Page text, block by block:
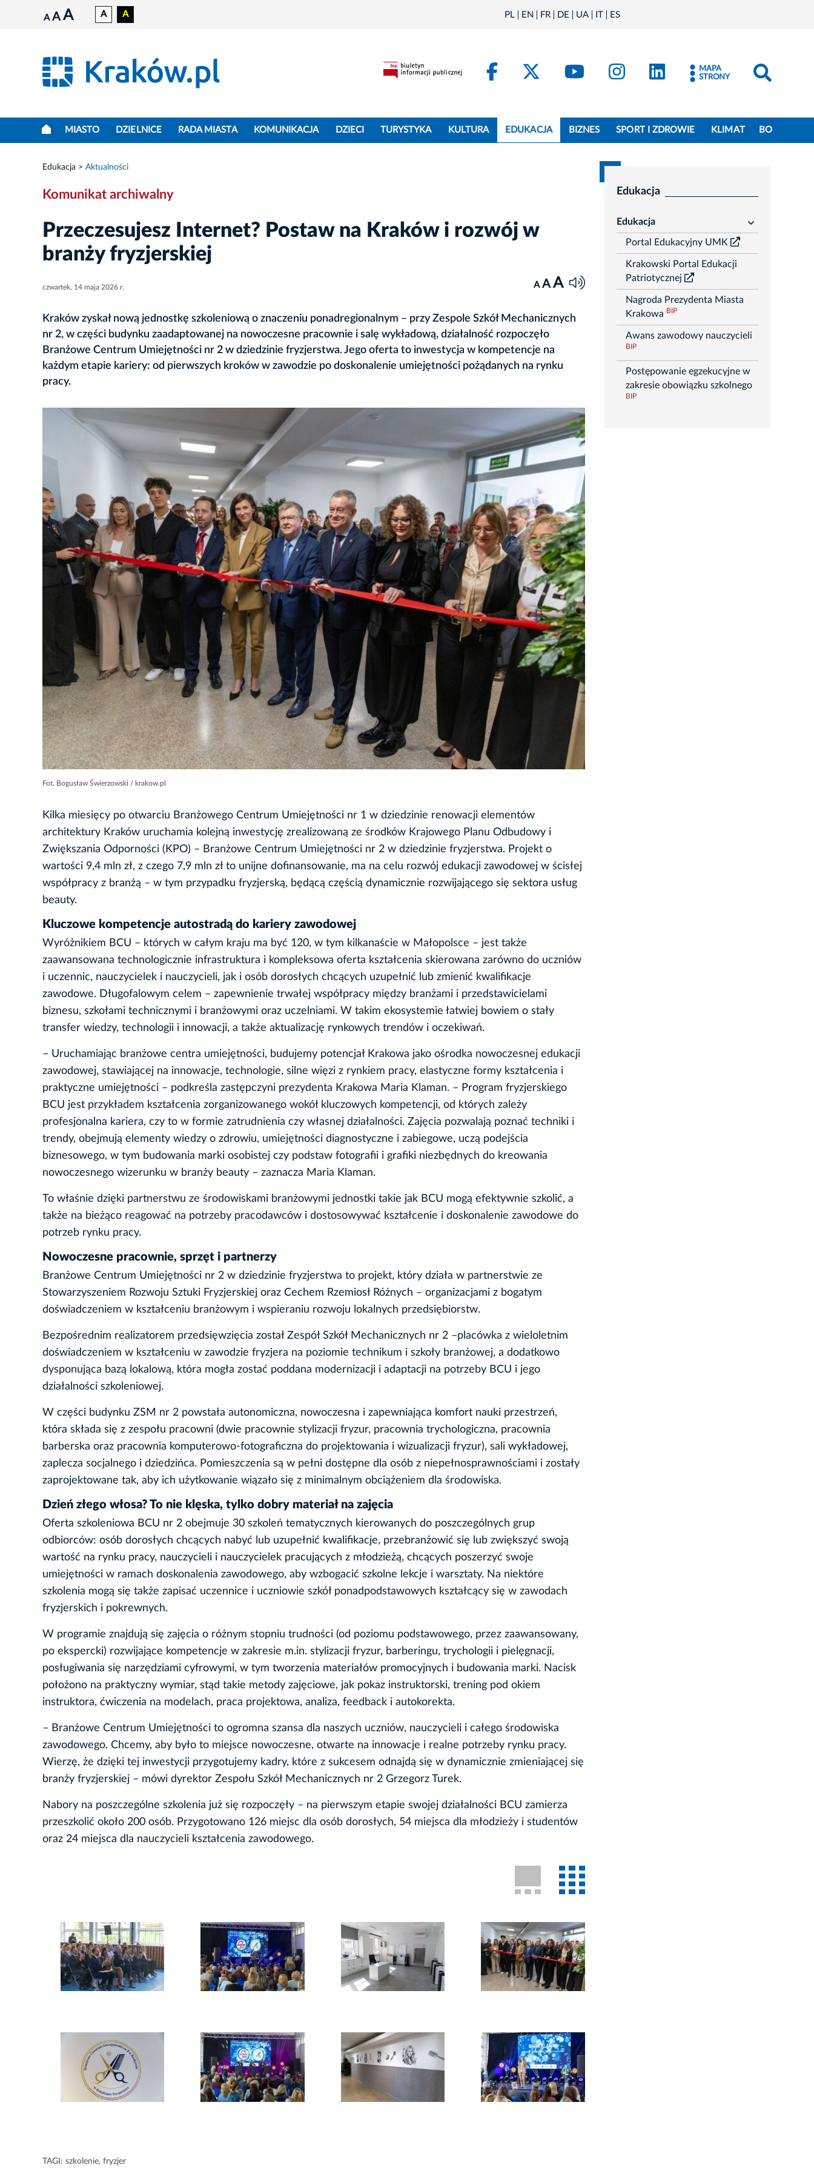
A A A A A PL EN FR DE UA IT ES
FacebookKraków - X
Kraków - YouTube
Kraków - Instagram
Kraków - LinkedIn
MAPA
STRONY
MIASTO DZIELNICE RADA MIASTA KOMUNIKACJA DZIECI TURYSTYKA KULTURA EDUKACJA BIZNES SPORT I ZDROWIE KLIMAT BO
Edukacja Aktualności
Komunikat archiwalny
Przeczesujesz Internet? Postaw na Kraków i rozwój w
branży fryzjerskiej
czwartek, 14 maja 2026 r. A A A
Kraków zyskał nową jednostkę szkoleniową o znaczeniu ponadregionalnym – przy Zespole Szkół Mechanicznych
nr 2, w części budynku zaadaptowanej na nowoczesne pracownie i salę wykładową, działalność rozpoczęło
Branżowe Centrum Umiejętności nr 2 w dziedzinie fryzjerstwa. Jego oferta to inwestycja w kompetencje na
każdym etapie kariery: od pierwszych kroków w zawodzie po doskonalenie umiejętności pożądanych na rynku
pracy.
Fot. Bogusław Świerzowski / krakow.pl
Kilka miesięcy po otwarciu Branżowego Centrum Umiejętności nr 1 w dziedzinie renowacji elementów
architektury Kraków uruchamia kolejną inwestycję zrealizowaną ze środków Krajowego Planu Odbudowy i
Zwiększania Odporności (KPO) – Branżowe Centrum Umiejętności nr 2 w dziedzinie fryzjerstwa. Projekt o
wartości 9,4 mln zł, z czego 7,9 mln zł to unijne dofinansowanie, ma na celu rozwój edukacji zawodowej w ścisłej
współpracy z branżą – w tym przypadku fryzjerską, będącą częścią dynamicznie rozwijającego się sektora usług
beauty.
Kluczowe kompetencje autostradą do kariery zawodowej
Wyróżnikiem BCU – których w całym kraju ma być 120, w tym kilkanaście w Małopolsce – jest także
zaawansowana technologicznie infrastruktura i kompleksowa oferta kształcenia skierowana zarówno do uczniów
i uczennic, nauczycielek i nauczycieli, jak i osób dorosłych chcących uzupełnić lub zmienić kwalifikacje
zawodowe. Długofalowym celem – zapewnienie trwałej współpracy między branżami i przedstawicielami
biznesu, szkołami technicznymi i branżowymi oraz uczelniami. W takim ekosystemie łatwiej bowiem o stały
transfer wiedzy, technologii i innowacji, a także aktualizację rynkowych trendów i oczekiwań.
– Uruchamiając branżowe centra umiejętności, budujemy potencjał Krakowa jako ośrodka nowoczesnej edukacji
zawodowej, stawiającej na innowacje, technologie, silne więzi z rynkiem pracy, elastyczne formy kształcenia i
praktyczne umiejętności – podkreśla zastępczyni prezydenta Krakowa Maria Klaman. – Program fryzjerskiego
BCU jest przykładem kształcenia zorganizowanego wokół kluczowych kompetencji, od których zależy
profesjonalna kariera, czy to w formie zatrudnienia czy własnej działalności. Zajęcia pozwalają poznać techniki i
trendy, obejmują elementy wiedzy o zdrowiu, umiejętności diagnostyczne i zabiegowe, uczą podejścia
biznesowego, w tym budowania marki osobistej czy podstaw fotografii i grafiki niezbędnych do kreowania
nowoczesnego wizerunku w branży beauty – zaznacza Maria Klaman.
To właśnie dzięki partnerstwu ze środowiskami branżowymi jednostki takie jak BCU mogą efektywnie szkolić, a
także na bieżąco reagować na potrzeby pracodawców i dostosowywać kształcenie i doskonalenie zawodowe do
potrzeb rynku pracy.
Nowoczesne pracownie, sprzęt i partnerzy
Branżowe Centrum Umiejętności nr 2 w dziedzinie fryzjerstwa to projekt, który działa w partnerstwie ze
Stowarzyszeniem Rozwoju Sztuki Fryzjerskiej oraz Cechem Rzemiosł Różnych – organizacjami z bogatym
doświadczeniem w kształceniu branżowym i wspieraniu rozwoju lokalnych przedsiębiorstw.
Bezpośrednim realizatorem przedsięwzięcia został Zespół Szkół Mechanicznych nr 2 –placówka z wieloletnim
doświadczeniem w kształceniu w zawodzie fryzjera na poziomie technikum i szkoły branżowej, a dodatkowo
dysponująca bazą lokalową, która mogła zostać poddana modernizacji i adaptacji na potrzeby BCU i jego
działalności szkoleniowej.
W części budynku ZSM nr 2 powstała autonomiczna, nowoczesna i zapewniająca komfort nauki przestrzeń,
która składa się z zespołu pracowni (dwie pracownie stylizacji fryzur, pracownia trychologiczna, pracownia
barberska oraz pracownia komputerowo-fotograficzna do projektowania i wizualizacji fryzur), sali wykładowej,
zaplecza socjalnego i dziedzińca. Pomieszczenia są w pełni dostępne dla osób z niepełnosprawnościami i zostały
zaprojektowane tak, aby ich użytkowanie wiązało się z minimalnym obciążeniem dla środowiska.
Dzień złego włosa? To nie klęska, tylko dobry materiał na zajęcia
Oferta szkoleniowa BCU nr 2 obejmuje 30 szkoleń tematycznych kierowanych do poszczególnych grup
odbiorców: osób dorosłych chcących nabyć lub uzupełnić kwalifikacje, przebranżowić się lub zwiększyć swoją
wartość na rynku pracy, nauczycieli i nauczycielek pracujących z młodzieżą, chcących poszerzyć swoje
umiejętności w ramach doskonalenia zawodowego, aby wzbogacić szkolne lekcje i warsztaty. Na niektóre
szkolenia mogą się także zapisać uczennice i uczniowie szkół ponadpodstawowych kształcący się w zawodach
fryzjerskich i pokrewnych.
W programie znajdują się zajęcia o różnym stopniu trudności (od poziomu podstawowego, przez zaawansowany,
po ekspercki) rozwijające kompetencje w zakresie m.in. stylizacji fryzur, barberingu, trychologii i pielęgnacji,
posługiwania się narzędziami cyfrowymi, w tym tworzenia materiałów promocyjnych i budowania marki. Nacisk
położono na praktyczny wymiar, stąd takie metody zajęciowe, jak pokaz instruktorski, trening pod okiem
instruktora, ćwiczenia na modelach, praca projektowa, analiza, feedback i autokorekta.
– Branżowe Centrum Umiejętności to ogromna szansa dla naszych uczniów, nauczycieli i całego środowiska
zawodowego. Chcemy, aby było to miejsce nowoczesne, otwarte na innowacje i realne potrzeby rynku pracy.
Wierzę, że dzięki tej inwestycji przygotujemy kadry, które z sukcesem odnajdą się w dynamicznie zmieniającej się
branży fryzjerskiej – mówi dyrektor Zespołu Szkół Mechanicznych nr 2 Grzegorz Turek.
Nabory na poszczególne szkolenia już się rozpoczęły – na pierwszym etapie swojej działalności BCU zamierza
przeszkolić około 200 osób. Przygotowano 126 miejsc dla osób dorosłych, 54 miejsca dla młodzieży i studentów
oraz 24 miejsca dla nauczycieli kształcenia zawodowego.
TAGI: szkolenie, fryzjer
Edukacja
Edukacja
rozwiń
Portal Edukacyjny UMK
Krakowski Portal Edukacji
Patriotycznej
Nagroda Prezydenta Miasta
Krakowa BIP
Awans zawodowy nauczycieli
BIP
Postępowanie egzekucyjne w
zakresie obowiązku szkolnego
BIP